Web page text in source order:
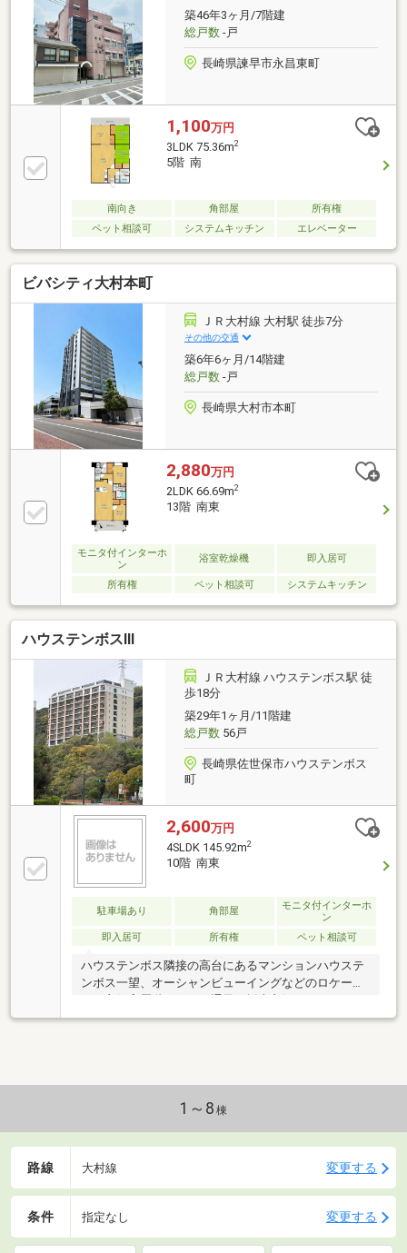
離については経度緯度を用いて計測したものであり、
全て概算の距離になっております
築46年3ヶ月/7階建
総戸数-戸
長崎県諫早市永昌東町
1,100万円
3LDK 75.36m2
5階 南
南向き 角部屋
所有権
ペット相談可
システムキッチン エレベーター
ビバシティ大村本町
ＪＲ大村線 大村駅 徒歩7分
その他の交通
築6年6ヶ月/14階建
総戸数-戸
長崎県大村市本町
2,880万円
2LDK 66.69m2
13階 南東
モニタ付インターホ
ン
浴室乾燥機 即入居可
所有権 ペット相談可 システムキッチン
ハウステンボスⅢ
ＪＲ大村線 ハウステンボス駅 徒
歩18分
築29年1ヶ月/11階建
総戸数56戸
長崎県佐世保市ハウステンボス
町
2,600万円
4SLDK 145.92m2
10階 南東
駐車場あり 角部屋
モニタ付インターホ
ン
即入居可
所有権 ペット相談可
ハウステンボス隣接の高台にあるマンションハウステ
ンボス一望、オーシャンビューイングなどのロケーシ
ズの４LDK
1～8 棟
路線 大村線 変更する
条件 指定なし 変更する